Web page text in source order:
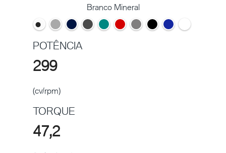
Branco Mineral
POTÊNCIA
299
(cv/rpm)
TORQUE
47,2